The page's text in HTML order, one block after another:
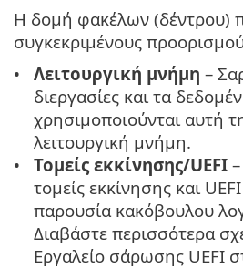
Η δομή φακέλων (δέντρου)
συγκεκριμένους
Λειτουργική μνήμη –
διεργασίες και τα
χρησιμοποιούνται αυτή
λειτουργική μνήμη.
Τομείς εκκίνησης/UEFI
τομείς εκκίνησης και
παρουσία κακόβουλου
Διαβάστε περισσότερα
Εργαλείο σάρωσης UEFI